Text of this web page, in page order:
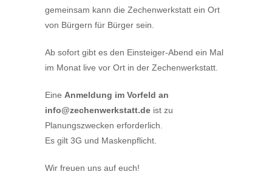
gemeinsam kann die Zechenwerkstatt ein Ort
von Bürgern für Bürger sein.
Ab sofort gibt es den Einsteiger-Abend ein Mal
im Monat live vor Ort in der Zechenwerkstatt.
Eine Anmeldung im Vorfeld an
info@zechenwerkstatt.de ist zu
Planungszwecken erforderlich.
Es gilt 3G und Maskenpflicht.
Wir freuen uns auf euch!